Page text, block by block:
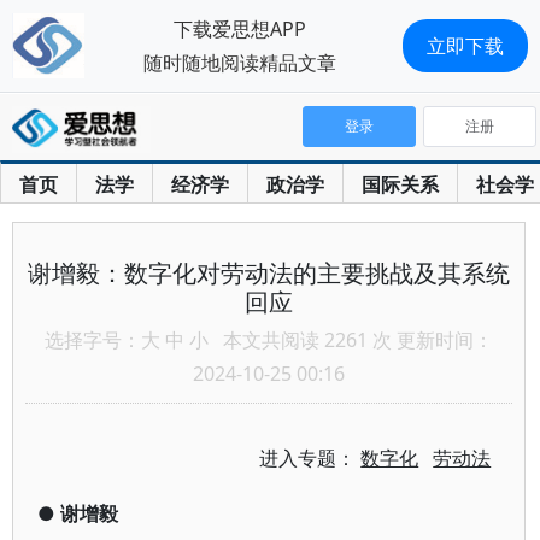
首页 法学 经济学 政治学 国际关系 社会学
登录 注册
谢增毅：数字化对劳动法的主要挑战及其系统
回应
选择字号： 大 中 小 本文共阅读 2261 次 更新时间：
2024-10-25 00:16
进入专题：数字化 劳动法
● 谢增毅
下载爱思想APP
随时随地阅读精品文章
立即下载